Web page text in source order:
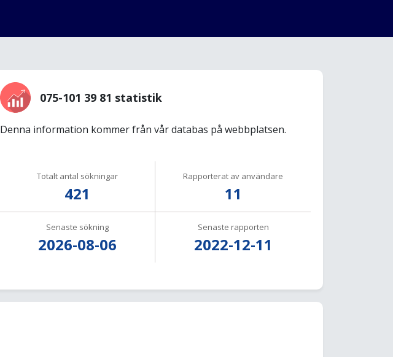
075-101 39 81 statistik
Denna information kommer från vår databas på webbplatsen.
Totalt antal sökningar
421
Rapporterat av användare
11
Senaste sökning
2026-08-06
Senaste rapporten
2022-12-11